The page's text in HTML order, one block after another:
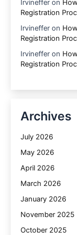
Irvineffer on
Registration
Irvineffer on
Registration
Irvineffer on
Registration
Archives
July 2026
May 2026
April 2026
March 2026
January 2026
November 2025
October 2025